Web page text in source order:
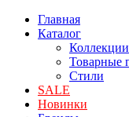
Главная
Каталог
Коллекции
Товарные
Стили
SALE
Новинки